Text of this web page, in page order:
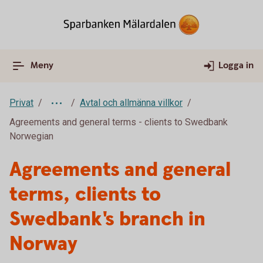
Meny Logga in
Privat
Avtal och allmänna villkor
Agreements and general terms - clients to Swedbank
Norwegian
Agreements and general
terms, clients to
Swedbank's branch in
Norway